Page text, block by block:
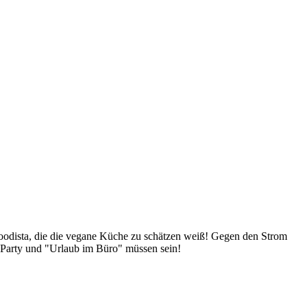
die die vegane Küche zu schätzen weiß! Gegen den Strom
und "Urlaub im Büro" müssen sein!